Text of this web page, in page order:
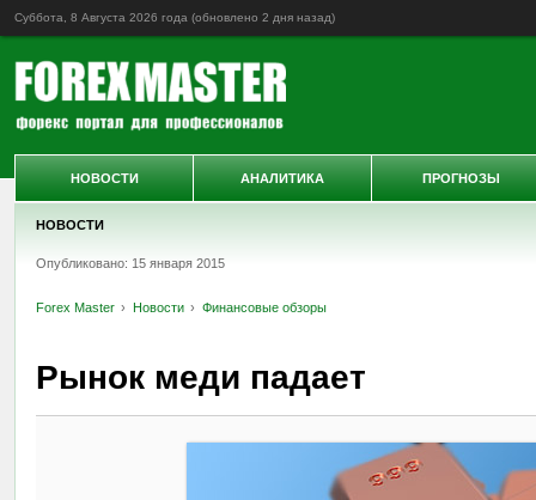
Суббота, 8 Августа 2026 года (обновлено 2 дня назад)
НОВОСТИ
Опубликовано: 15 января 2015
Forex Master Новости Финансовые обзоры
Рынок меди падает
НОВОСТИ АНАЛИТИКА ПРОГНОЗЫ